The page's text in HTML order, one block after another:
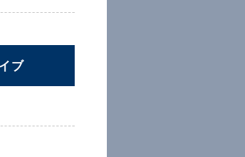
ブ